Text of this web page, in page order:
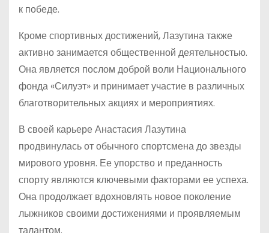
к победе.
Кроме спортивных достижений, Лазутина также
активно занимается общественной деятельностью.
Она является послом доброй воли Национального
фонда «Силуэт» и принимает участие в различных
благотворительных акциях и мероприятиях.
В своей карьере Анастасия Лазутина
продвинулась от обычного спортсмена до звезды
мирового уровня. Ее упорство и преданность
спорту являются ключевыми факторами ее успеха.
Она продолжает вдохновлять новое поколение
лыжников своими достижениями и проявляемым